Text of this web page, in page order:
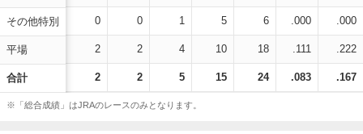
その他特別
平場
合計
0 0 1 5 6 .000 .000
2 2 4 10 18 .111 .222
2 2 5 15 24 .083 .167
※「総合成績」はJRAのレースのみとなります。